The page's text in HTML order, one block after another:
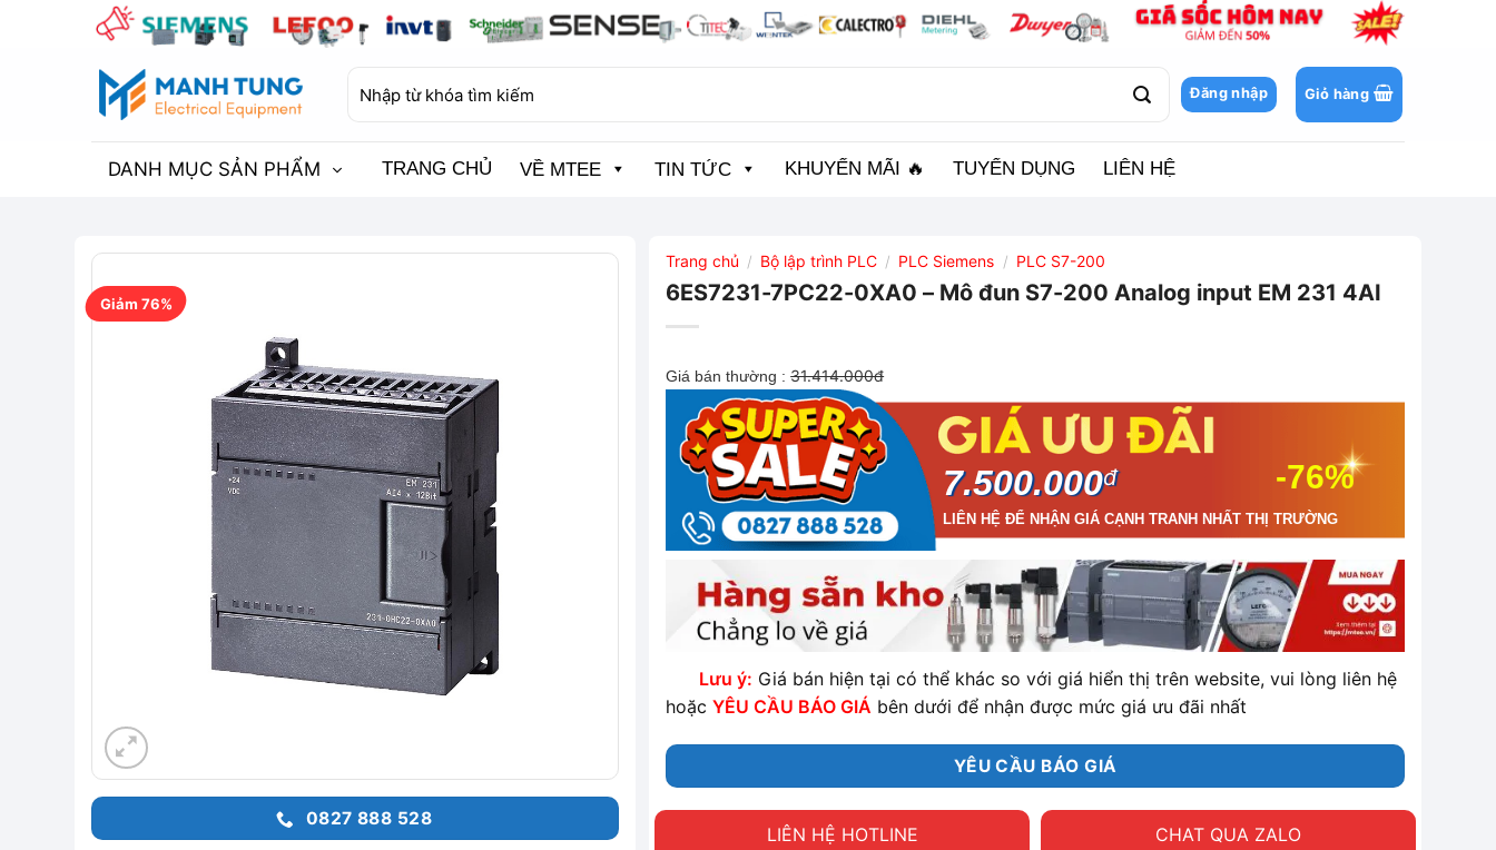
kiếm:
Đăng nhập Giỏ hàng
DANH MỤC SẢN PHẨM TRANG CHỦ VỀ MTEE TIN TỨC KHUYẾN MÃI 🔥 TUYỂN DỤNG LIÊN HỆ
Giảm 76%
0827 888 528
Trang chủ / Bộ lập trình PLC / PLC Siemens / PLC S7-200
6ES7231-7PC22-0XA0 – Mô đun S7-200 Analog input EM 231 4AI
Giá bán thường :31.414.000đ
-76%
7.500.000đ
LIÊN HỆ ĐỂ NHẬN GIÁ CẠNH TRANH NHẤT THỊ TRƯỜNG
Lưu ý: Giá bán hiện tại có thể khác so với giá hiển thị trên website, vui lòng liên hệ
hoặcYÊU CẦU BÁO GIÁ bên dưới để nhận được mức giá ưu đãi nhất
YÊU CẦU BÁO GIÁ
LIÊN HỆ HOTLINE
CHAT QUA ZALO